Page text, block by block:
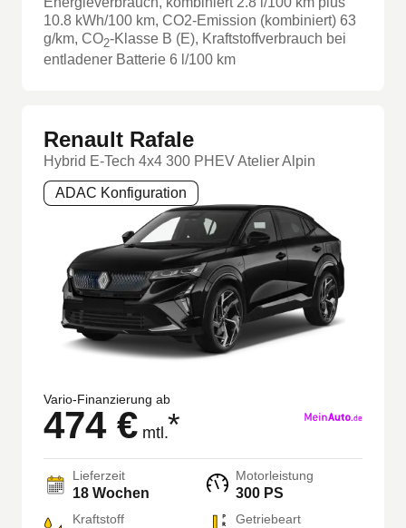
10.8 kWh/100 km, CO2-Emission (kombiniert) 63
g/km, CO2-Klasse B (E), Kraftstoffverbrauch bei
entladener Batterie 6 l/100 km
Renault Rafale
Hybrid E-Tech 4x4 300 PHEV Atelier Alpin
ADAC Konfiguration
Vario-Finanzierung ab
474 € mtl.*
Lieferzeit
18 Wochen
Motorleistung
300 PS
Kraftstoff Getriebeart